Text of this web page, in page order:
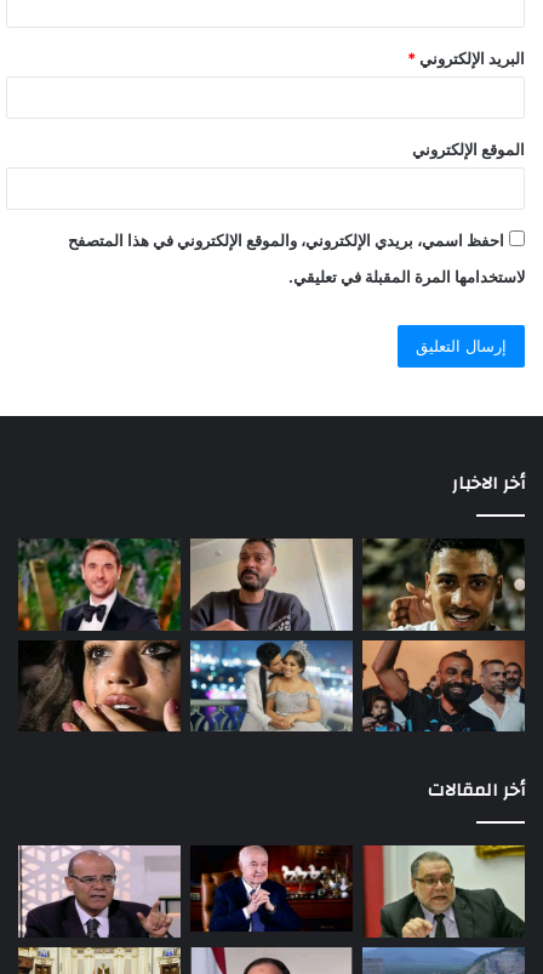
البريد الإلكتروني *
الموقع الإلكتروني
احفظ اسمي، بريدي الإلكتروني، والموقع الإلكتروني في هذا المتصفح
لاستخدامها المرة المقبلة في تعليقي.
أخر الاخبار
أخر المقالات